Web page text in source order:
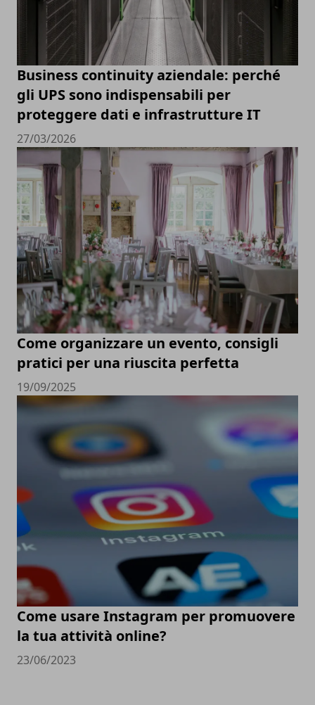
Business continuity aziendale: perché
gli UPS sono indispensabili per
proteggere dati e infrastrutture IT
27/03/2026
Come organizzare un evento, consigli
pratici per una riuscita perfetta
19/09/2025
Come usare Instagram per promuovere
la tua attività online?
23/06/2023